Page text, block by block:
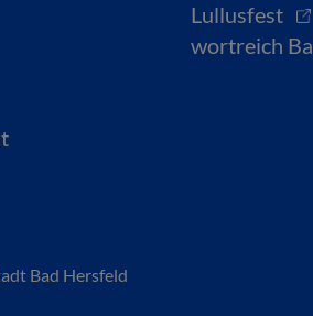
Lullusfest
wortreich
Bad Hersfeld